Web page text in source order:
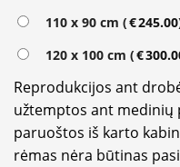
110 x 90 cm (€245.00
120 x 100 cm (€
Reprodukcijos ant
užtemptos ant
paruoštos iš karto
rėmas nėra būtinas